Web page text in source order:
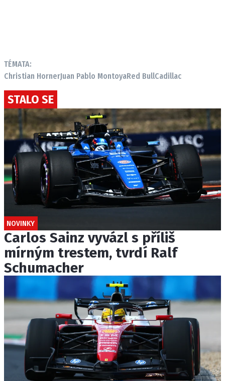
TÉMATA:
Christian HornerJuan Pablo MontoyaRed BullCadillac
STALO SE
NOVINKY
Carlos Sainz vyvázl s příliš
mírným trestem, tvrdí Ralf
Schumacher